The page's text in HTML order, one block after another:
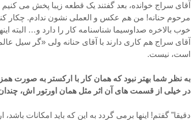
آقای سراج خوانده، بعد گفتند یک قطعه زیبا پخش می کنیم
مرحوم حنانه! من هم عکس و العملی نشون ندادم. چکار
خوب بالاخره صداوسیما شناسنامه کار را دارد و… البته
آقای سراج هم کاری دارند با آقای حنانه ولی «گر سیل
است، نیست.
به نظر شما بهتر نبود که همان کار با ارکستر به صورت
در خیلی از قسمت های آن اثر مثل همان اورتور اش،
دقیقا” گفتم! اینها برمی گردد به این که باید امکانات باشد،